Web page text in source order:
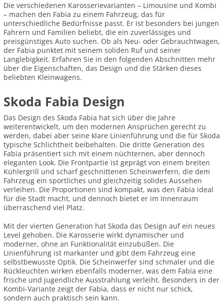
Die verschiedenen Karosserievarianten – Limousine und Kombi
– machen den Fabia zu einem Fahrzeug, das für
unterschiedliche Bedürfnisse passt. Er ist besonders bei jungen
Fahrern und Familien beliebt, die ein zuverlässiges und
preisgünstiges Auto suchen. Ob als Neu- oder Gebrauchtwagen,
der Fabia punktet mit seinem soliden Ruf und seiner
Langlebigkeit. Erfahren Sie in den folgenden Abschnitten mehr
über die Eigenschaften, das Design und die Stärken dieses
beliebten Kleinwagens.
Skoda Fabia Design
Das Design des Skoda Fabia hat sich über die Jahre
weiterentwickelt, um den modernen Ansprüchen gerecht zu
werden, dabei aber seine klare Linienführung und die für Skoda
typische Schlichtheit beibehalten. Die dritte Generation des
Fabia präsentiert sich mit einem nüchternen, aber dennoch
eleganten Look. Die Frontpartie ist geprägt von einem breiten
Kühlergrill und scharf geschnittenen Scheinwerfern, die dem
Fahrzeug ein sportliches und gleichzeitig solides Aussehen
verleihen. Die Proportionen sind kompakt, was den Fabia ideal
für die Stadt macht, und dennoch bietet er im Innenraum
überraschend viel Platz.
Mit der vierten Generation hat Skoda das Design auf ein neues
Level gehoben. Die Karosserie wirkt dynamischer und
moderner, ohne an Funktionalität einzubüßen. Die
Linienführung ist markanter und gibt dem Fahrzeug eine
selbstbewusste Optik. Die Scheinwerfer sind schmaler und die
Rückleuchten wirken ebenfalls moderner, was dem Fabia eine
frische und jugendliche Ausstrahlung verleiht. Besonders in der
Kombi-Variante zeigt der Fabia, dass er nicht nur schick,
sondern auch praktisch sein kann.